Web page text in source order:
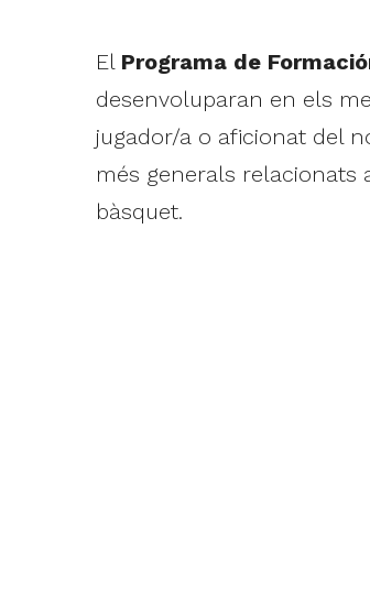
El Programa de
desenvoluparan en els
jugador/a o aficionat del
més generals relacionats
bàsquet.